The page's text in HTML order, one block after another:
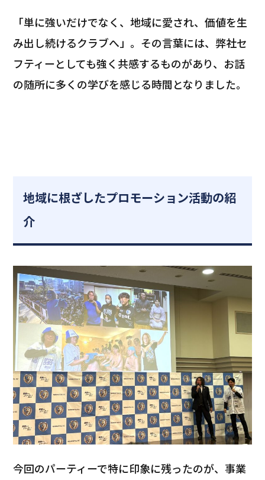
「単に強いだけでなく、地域に愛され、価値を生
み出し続けるクラブへ」。その言葉には、弊社セ
フティーとしても強く共感するものがあり、お話
の随所に多くの学びを感じる時間となりました。
地域に根ざしたプロモーション活動の紹
介
今回のパーティーで特に印象に残ったのが、事業